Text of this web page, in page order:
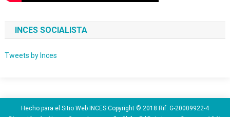
INCES SOCIALISTA
Tweets by Inces
Hecho para el Sitio Web INCES Copyright © 2018 Rif: G-20009922-4